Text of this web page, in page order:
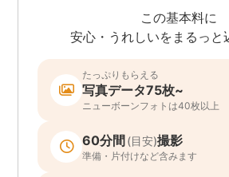
この基本料に
安心・うれしいをまるっと
たっぷりもらえる
写真データ75枚~
ニューボーンフォトは40枚以上
60分間 (目安)撮影
準備・片付けなど含みます